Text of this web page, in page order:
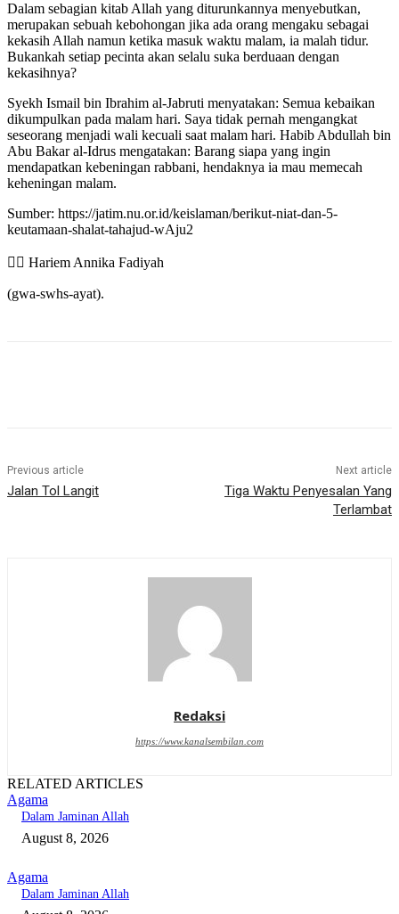
Dalam sebagian kitab Allah yang diturunkannya menyebutkan,
merupakan sebuah kebohongan jika ada orang mengaku sebagai
kekasih Allah namun ketika masuk waktu malam, ia malah tidur.
Bukankah setiap pecinta akan selalu suka berduaan dengan
kekasihnya?
Syekh Ismail bin Ibrahim al-Jabruti menyatakan: Semua kebaikan
dikumpulkan pada malam hari. Saya tidak pernah mengangkat
seseorang menjadi wali kecuali saat malam hari. Habib Abdullah bin
Abu Bakar al-Idrus mengatakan: Barang siapa yang ingin
mendapatkan kebeningan rabbani, hendaknya ia mau memecah
keheningan malam.
Sumber: https://jatim.nu.or.id/keislaman/berikut-niat-dan-5-
keutamaan-shalat-tahajud-wAju2
✍🏻 Hariem Annika Fadiyah
(gwa-swhs-ayat).
Previous article
Jalan Tol Langit
Next article
Tiga Waktu Penyesalan Yang
Terlambat
Redaksi
https://www.kanalsembilan.com
RELATED ARTICLES
Agama
Dalam Jaminan Allah
August 8, 2026
Agama
Dalam Jaminan Allah